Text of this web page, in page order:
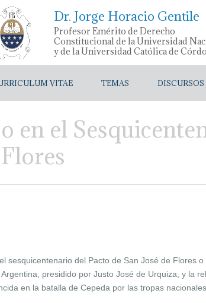
Dr. Jorge Horacio Gentile
Profesor Emérito de Derecho
Constitucional de la Universidad
y de la Universidad Católica de
VITAE TEMAS DISCURSOS
en el
sesquicentenario del Pacto de San José de Flores
presidido por Justo José de Urquiza, y la
en la batalla de Cepeda por las tropas nacionales.